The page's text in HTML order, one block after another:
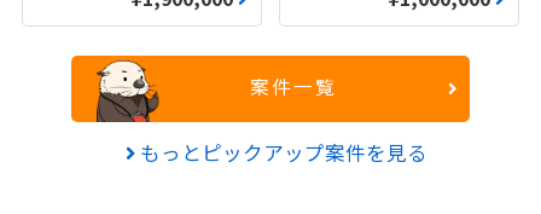
案件一覧
もっとピックアップ案件を見る